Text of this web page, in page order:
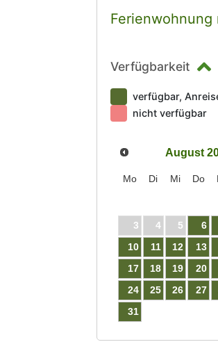
Ferienwohnung
Verfügbarkeit
verfügbar,
nicht verfügbar
August
Mo Di Mi Do
3
4 5 6
10
11 12 13
17
18 19 20
24
25 26 27
31